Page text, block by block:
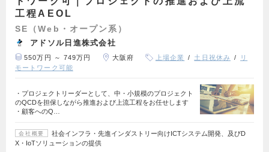
工程AEOL
SE（Web・オープン系）
アドソル日進株式会社
550万円 ～ 749万円 大阪府 上場企業 土日祝休み
リ
モートワーク可能
・プロジェクトリーダーとして、中・小規模のプロジェクト
のQCDを担保しながら推進および上流工程をお任せします
・顧客へのQ…
会社概要
社会インフラ・先進インダストリー向けICTシステム開発、及びD
X・IoTソリューションの提供